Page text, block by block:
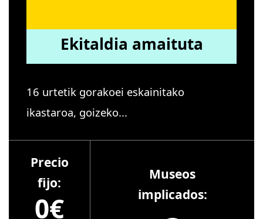
Ekitaldia amaituta
16 urtetik gorakoei eskainitako
ikastaroa, goizeko...
Precio
fijo:
0€
Museos
implicados: